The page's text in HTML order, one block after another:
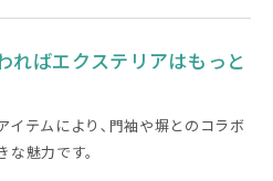
ればエクステリアはもっと
イテムにより､門袖や塀とのコラボ
魅力です。